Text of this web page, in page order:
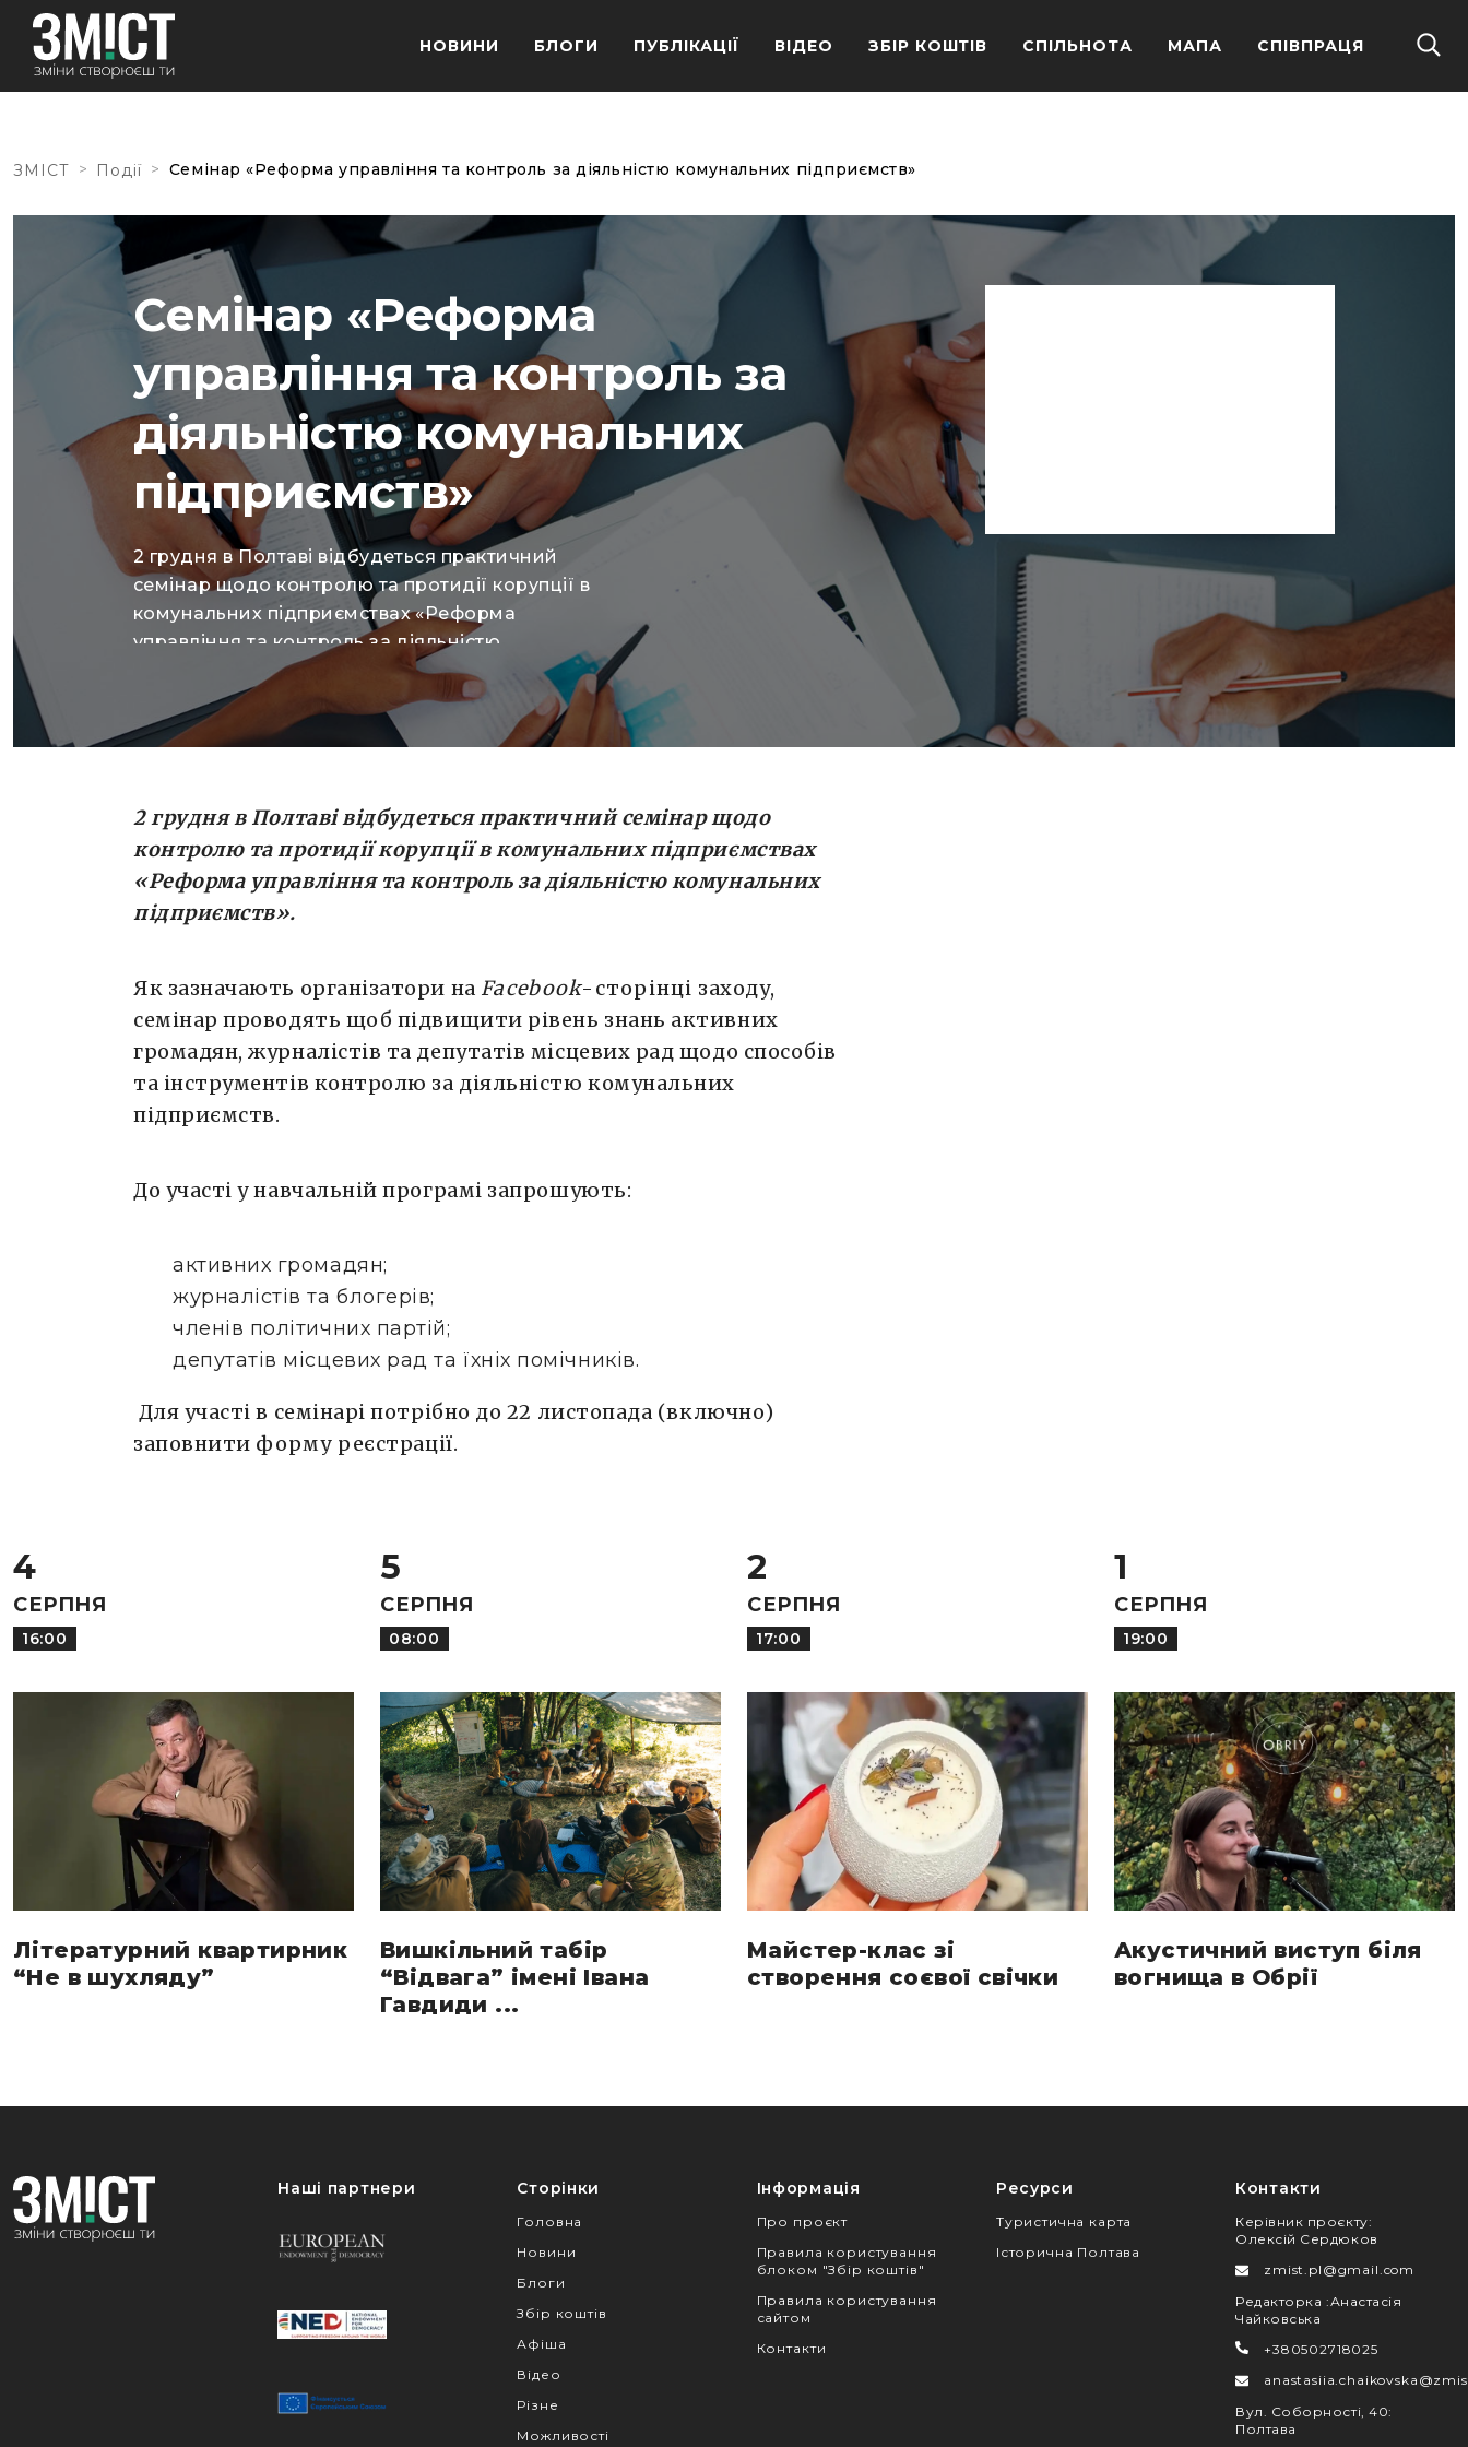
НОВИНИ БЛОГИ ПУБЛІКАЦІЇ ВІДЕО ЗБІР КОШТІВ СПІЛЬНОТА МАПА СПІВПРАЦЯ
ЗМІСТ > Події > Семінар «Реформа управління та контроль за діяльністю комунальних підприємств»
Семінар «Реформа
управління та контроль за
діяльністю комунальних
підприємств»
2 грудня в Полтаві відбудеться практичний
семінар щодо контролю та протидії корупції в
комунальних підприємствах «Реформа
управління та контроль за діяльністю
комунальних підприємств». Як зазначають
організатори на Facebook-сторінці заходу,
семінар проводять щоб підвищити рівень
інструментів контролю за діяльністю
комунальних підприємств. До участі у
навчальній […]
2 грудня в Полтавівідбудеться практичний семінар щодо
контролю та протидії корупції в комунальних підприємствах
«Реформа управління та контроль за діяльністю комунальних
підприємств».
Як зазначають організатори на Facebook-сторінці заходу,
семінар проводять щоб підвищити рівень знань активних
громадян, журналістів та депутатів місцевих рад щодо способів
та інструментів контролю за діяльністю комунальних
підприємств.
До участі у навчальній програмі запрошують:
активних громадян;
журналістів та блогерів;
членів політичних партій;
депутатів місцевих рад та їхніх помічників.
Для участі в семінарі потрібно до 22 листопада (включно)
заповнити форму реєстрації.
4
СЕРПНЯ
16:00
Літературний квартирник
“Не в шухляду”
5
СЕРПНЯ
08:00
Вишкільний табір
“Відвага” імені Івана
Гавдиди ...
2
СЕРПНЯ
17:00
Майстер-клас зі
створення соєвої свічки
1
СЕРПНЯ
19:00
Акустичний виступ біля
вогнища в Обрії
Наші партнери Сторінки
Головна
Новини
Блоги
Збір коштів
Афіша
Відео
Різне
Можливості
Інформація
Про проєкт
Правила користування
блоком "Збір коштів"
Правила користування
сайтом
Контакти
Ресурси
Туристична карта
Історична Полтава
Контакти
Керівник проєкту:
Олексій Сердюков
zmist.pl@gmail.com
Редакторка :Анастасія
Чайковська
+380502718025
Вул. Соборності, 40:
Полтава